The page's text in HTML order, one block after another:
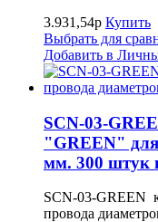
3.931,54р Купить
Выбрать для
Добавить в
SCN-03-
"GREEN" для
мм. 300 штук
SCN-03-GREEN
провода